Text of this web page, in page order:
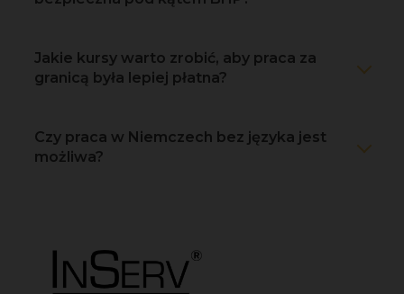
Jakie kursy warto zrobić, aby praca za
granicą była lepiej płatna?
Czy praca w Niemczech bez języka jest
możliwa?